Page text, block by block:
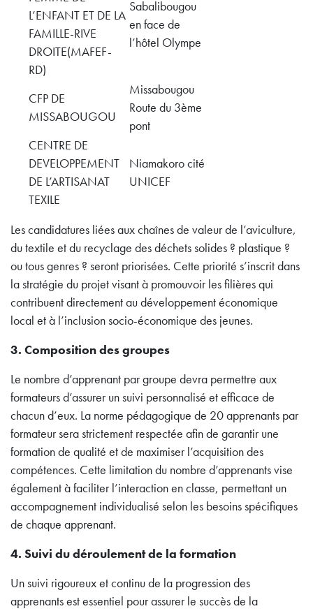
L’ENFANT ET DE LA
FAMILLE-RIVE
DROITE(MAFEF-
RD)
Sabalibougou
en face de
l’hôtel Olympe
CFP DE
MISSABOUGOU
Missabougou
Route du 3ème
pont
CENTRE DE
DEVELOPPEMENT
DE L’ARTISANAT
TEXILE
Niamakoro cité
UNICEF
Les candidatures liées aux chaînes de valeur de l’aviculture,
du textile et du recyclage des déchets solides ? plastique ?
ou tous genres ? seront priorisées. Cette priorité s’inscrit dans
la stratégie du projet visant à promouvoir les filières qui
contribuent directement au développement économique
local et à l’inclusion socio-économique des jeunes.
3. Composition des groupes
Le nombre d’apprenant par groupe devra permettre aux
formateurs d’assurer un suivi personnalisé et efficace de
chacun d’eux. La norme pédagogique de 20 apprenants par
formateur sera strictement respectée afin de garantir une
formation de qualité et de maximiser l’acquisition des
compétences. Cette limitation du nombre d’apprenants vise
également à faciliter l’interaction en classe, permettant un
accompagnement individualisé selon les besoins spécifiques
de chaque apprenant.
4. Suivi du déroulement de la formation
Un suivi rigoureux et continu de la progression des
apprenants est essentiel pour assurer le succès de la